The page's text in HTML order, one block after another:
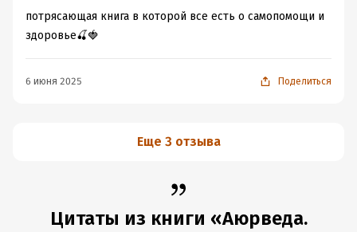
потрясающая книга в которой все есть о самопомощи и
здоровье🍒🍓
6 июня 2025 Поделиться
Еще 3 отзыва
Цитаты из книги «Аюрведа.